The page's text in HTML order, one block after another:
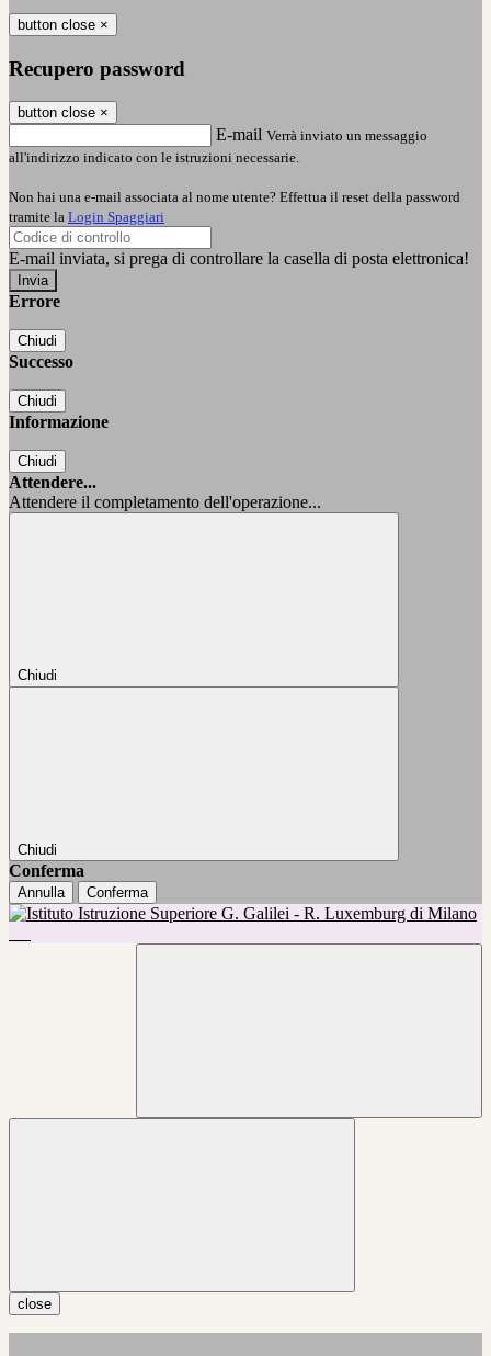
button close ×
Recupero password
button close ×
E-mail Verrà inviato un messaggio
all'indirizzo indicato con le istruzioni necessarie.
Non hai una e-mail associata al nome utente? Effettua il reset della password
tramite la Login Spaggiari
E-mail inviata, si prega di controllare la casella di posta elettronica!
Errore
Chiudi
Successo
Chiudi
Informazione
Chiudi
Attendere...
Attendere il completamento dell'operazione...
Chiudi
Chiudi
Conferma
Annulla Conferma
close